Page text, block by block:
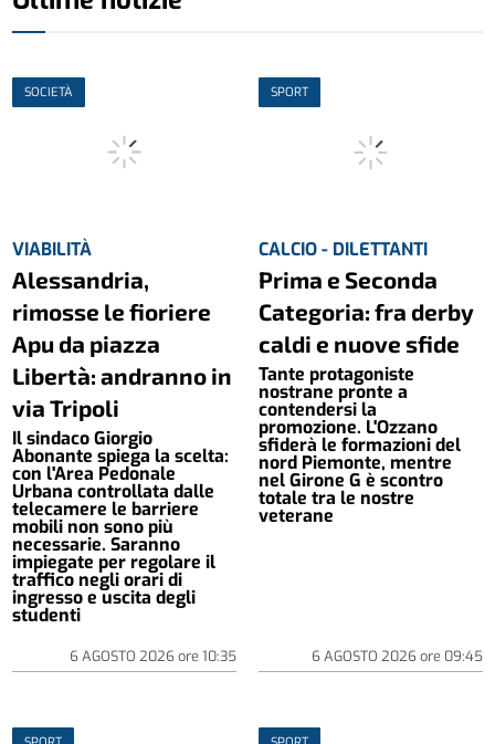
SOCIETÀ
VIABILITÀ
Alessandria,
rimosse le fioriere
Apu da piazza
Libertà: andranno in
via Tripoli
Il sindaco Giorgio
Abonante spiega la scelta:
con l'Area Pedonale
Urbana controllata dalle
telecamere le barriere
mobili non sono più
necessarie. Saranno
impiegate per regolare il
traffico negli orari di
ingresso e uscita degli
studenti
6 AGOSTO 2026ore 10:35
SPORT
CALCIO - DILETTANTI
Prima e Seconda
Categoria: fra derby
caldi e nuove sfide
Tante protagoniste
nostrane pronte a
contendersi la
promozione. L'Ozzano
sfiderà le formazioni del
nord Piemonte, mentre
nel Girone G è scontro
totale tra le nostre
veterane
6 AGOSTO 2026ore 09:45